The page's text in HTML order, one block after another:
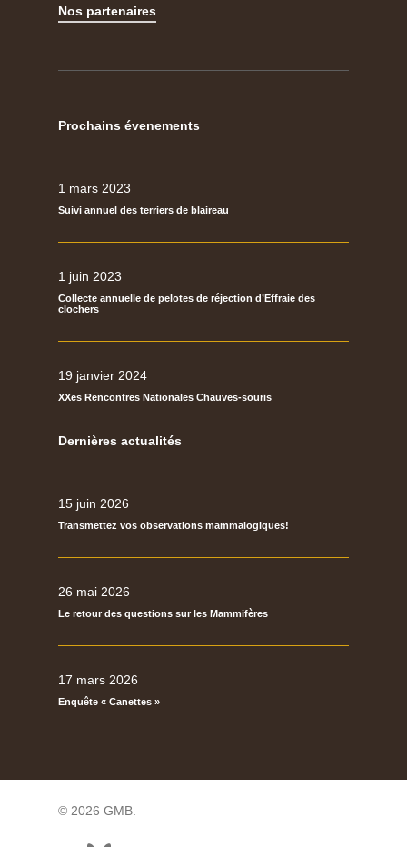
Nos partenaires
Prochains évenements
1 mars 2023
Suivi annuel des terriers de blaireau
1 juin 2023
Collecte annuelle de pelotes de réjection d’Effraie des
clochers
19 janvier 2024
XXes Rencontres Nationales Chauves-souris
Dernières actualités
15 juin 2026
Transmettez vos observations mammalogiques!
26 mai 2026
Le retour des questions sur les Mammifères
17 mars 2026
Enquête « Canettes »
© 2026 GMB.